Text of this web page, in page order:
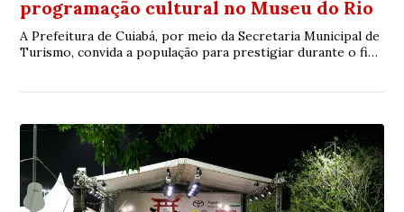
programação cultural no Museu do Rio
A Prefeitura de Cuiabá, por meio da Secretaria Municipal de
Turismo, convida a população para prestigiar durante o fim